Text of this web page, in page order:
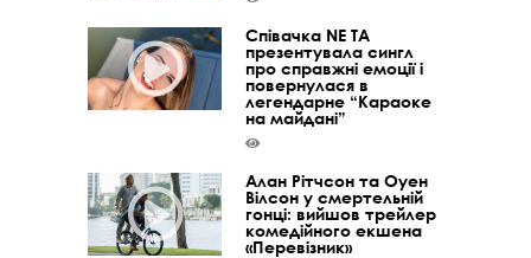
Співачка NE TA
презентувала сингл
про справжні емоції і
повернулася в
легендарне “Караоке
на майдані”
Алан Рітчсон та Оуен
Вілсон у смертельній
гонці: вийшов трейлер
комедійного екшена
«Перевізник»